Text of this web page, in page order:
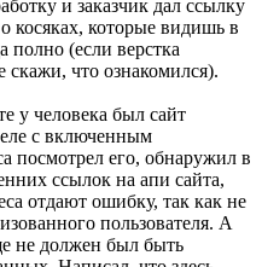
и заказчик дал ссылку
косяках, которые видишь в
полно (если верстка
скажи, что ознакомился).
у человека был сайт
с включенным
посмотрел его, обнаружил в
ссылок на апи сайта,
отдают ошибку, так как не
пользователя. А
не должен был быть